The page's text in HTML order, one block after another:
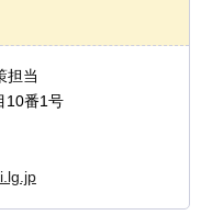
担当
10番1号